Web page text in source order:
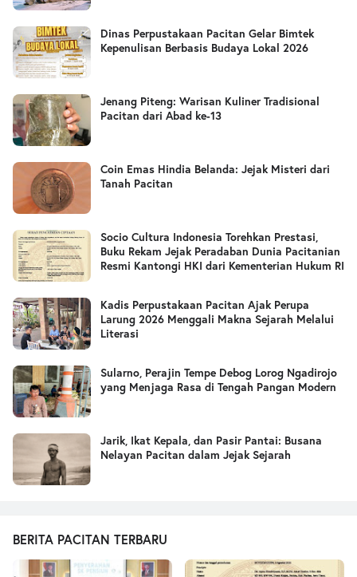
Dinas Perpustakaan Pacitan Gelar Bimtek
Kepenulisan Berbasis Budaya Lokal 2026
Jenang Piteng: Warisan Kuliner Tradisional
Pacitan dari Abad ke-13
Coin Emas Hindia Belanda: Jejak Misteri dari
Tanah Pacitan
Socio Cultura Indonesia Torehkan Prestasi,
Buku Rekam Jejak Peradaban Dunia Pacitanian
Resmi Kantongi HKI dari Kementerian Hukum RI
Kadis Perpustakaan Pacitan Ajak Perupa
Larung 2026 Menggali Makna Sejarah Melalui
Literasi
Sularno, Perajin Tempe Debog Lorog Ngadirojo
yang Menjaga Rasa di Tengah Pangan Modern
Jarik, Ikat Kepala, dan Pasir Pantai: Busana
Nelayan Pacitan dalam Jejak Sejarah
BERITA PACITAN TERBARU